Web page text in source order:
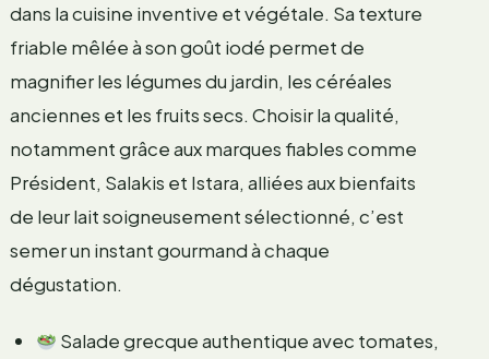
dans la cuisine inventive et végétale. Sa texture
friable mêlée à son goût iodé permet de
magnifier les légumes du jardin, les céréales
anciennes et les fruits secs. Choisir la qualité,
notamment grâce aux marques fiables comme
Président, Salakis et Istara, alliées aux bienfaits
de leur lait soigneusement sélectionné, c’est
semer un instant gourmand à chaque
dégustation.
Salade grecque authentique avec tomates,